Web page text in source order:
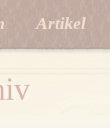
Artikel